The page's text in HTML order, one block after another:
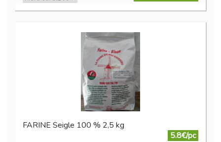
FARINE Seigle 100 % 2,5 kg
5.8€/pc